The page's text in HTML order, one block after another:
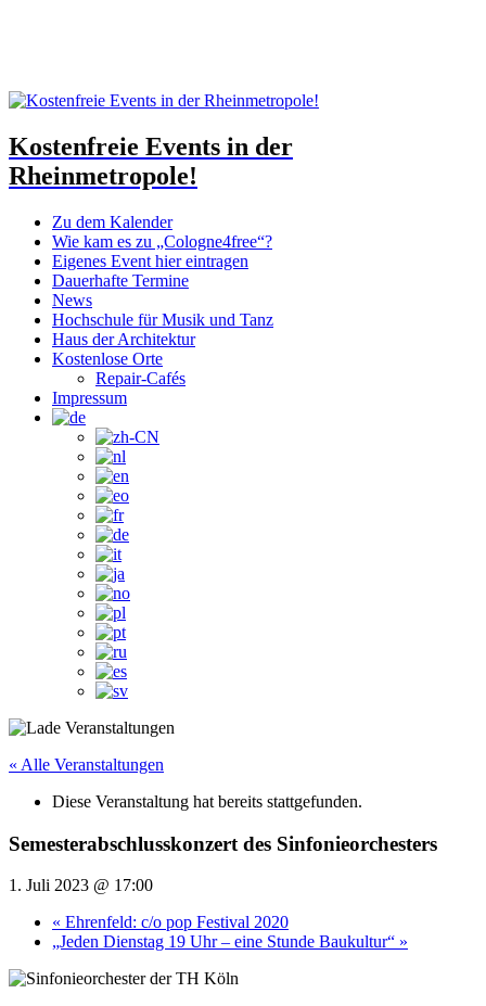
Kostenfreie Events in der
Rheinmetropole!
Zu dem Kalender
Wie kam es zu „Cologne4free“?
Eigenes Event hier eintragen
Dauerhafte Termine
News
Hochschule für Musik und Tanz
Haus der Architektur
Kostenlose Orte
Repair-Cafés
Impressum
« Alle Veranstaltungen
Diese Veranstaltung hat bereits stattgefunden.
Semesterabschlusskonzert des Sinfonieorchesters
1. Juli 2023 @ 17:00
« Ehrenfeld: c/o pop Festival 2020
„Jeden Dienstag 19 Uhr – eine Stunde Baukultur“ »